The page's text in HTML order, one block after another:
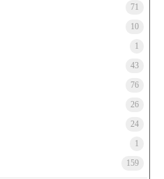
71
10
1
43
76
26
24
1
159